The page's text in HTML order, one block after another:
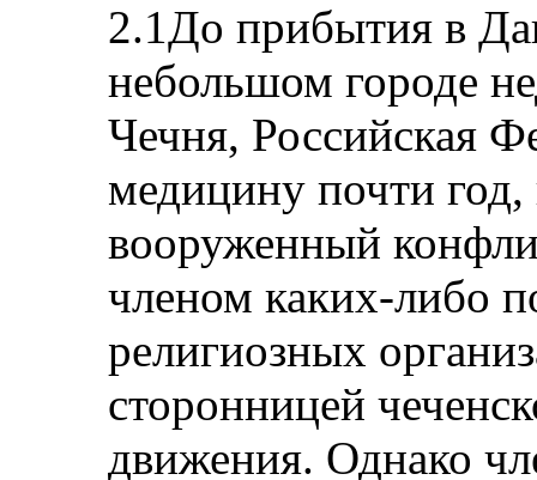
2.1До прибытия в
небольшом городе
Чечня, Российская
медицину почти год,
вооруженный
членом каких-либо
религиозных
сторонницей
движения. Однако